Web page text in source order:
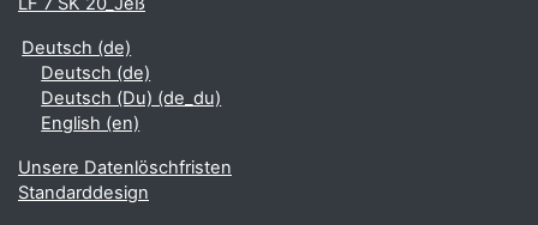
Deutsch ‎(de)‎
Deutsch ‎(de)‎
Deutsch (Du) ‎(de_du)‎
English ‎(en)‎
Unsere Datenlöschfristen
Standarddesign